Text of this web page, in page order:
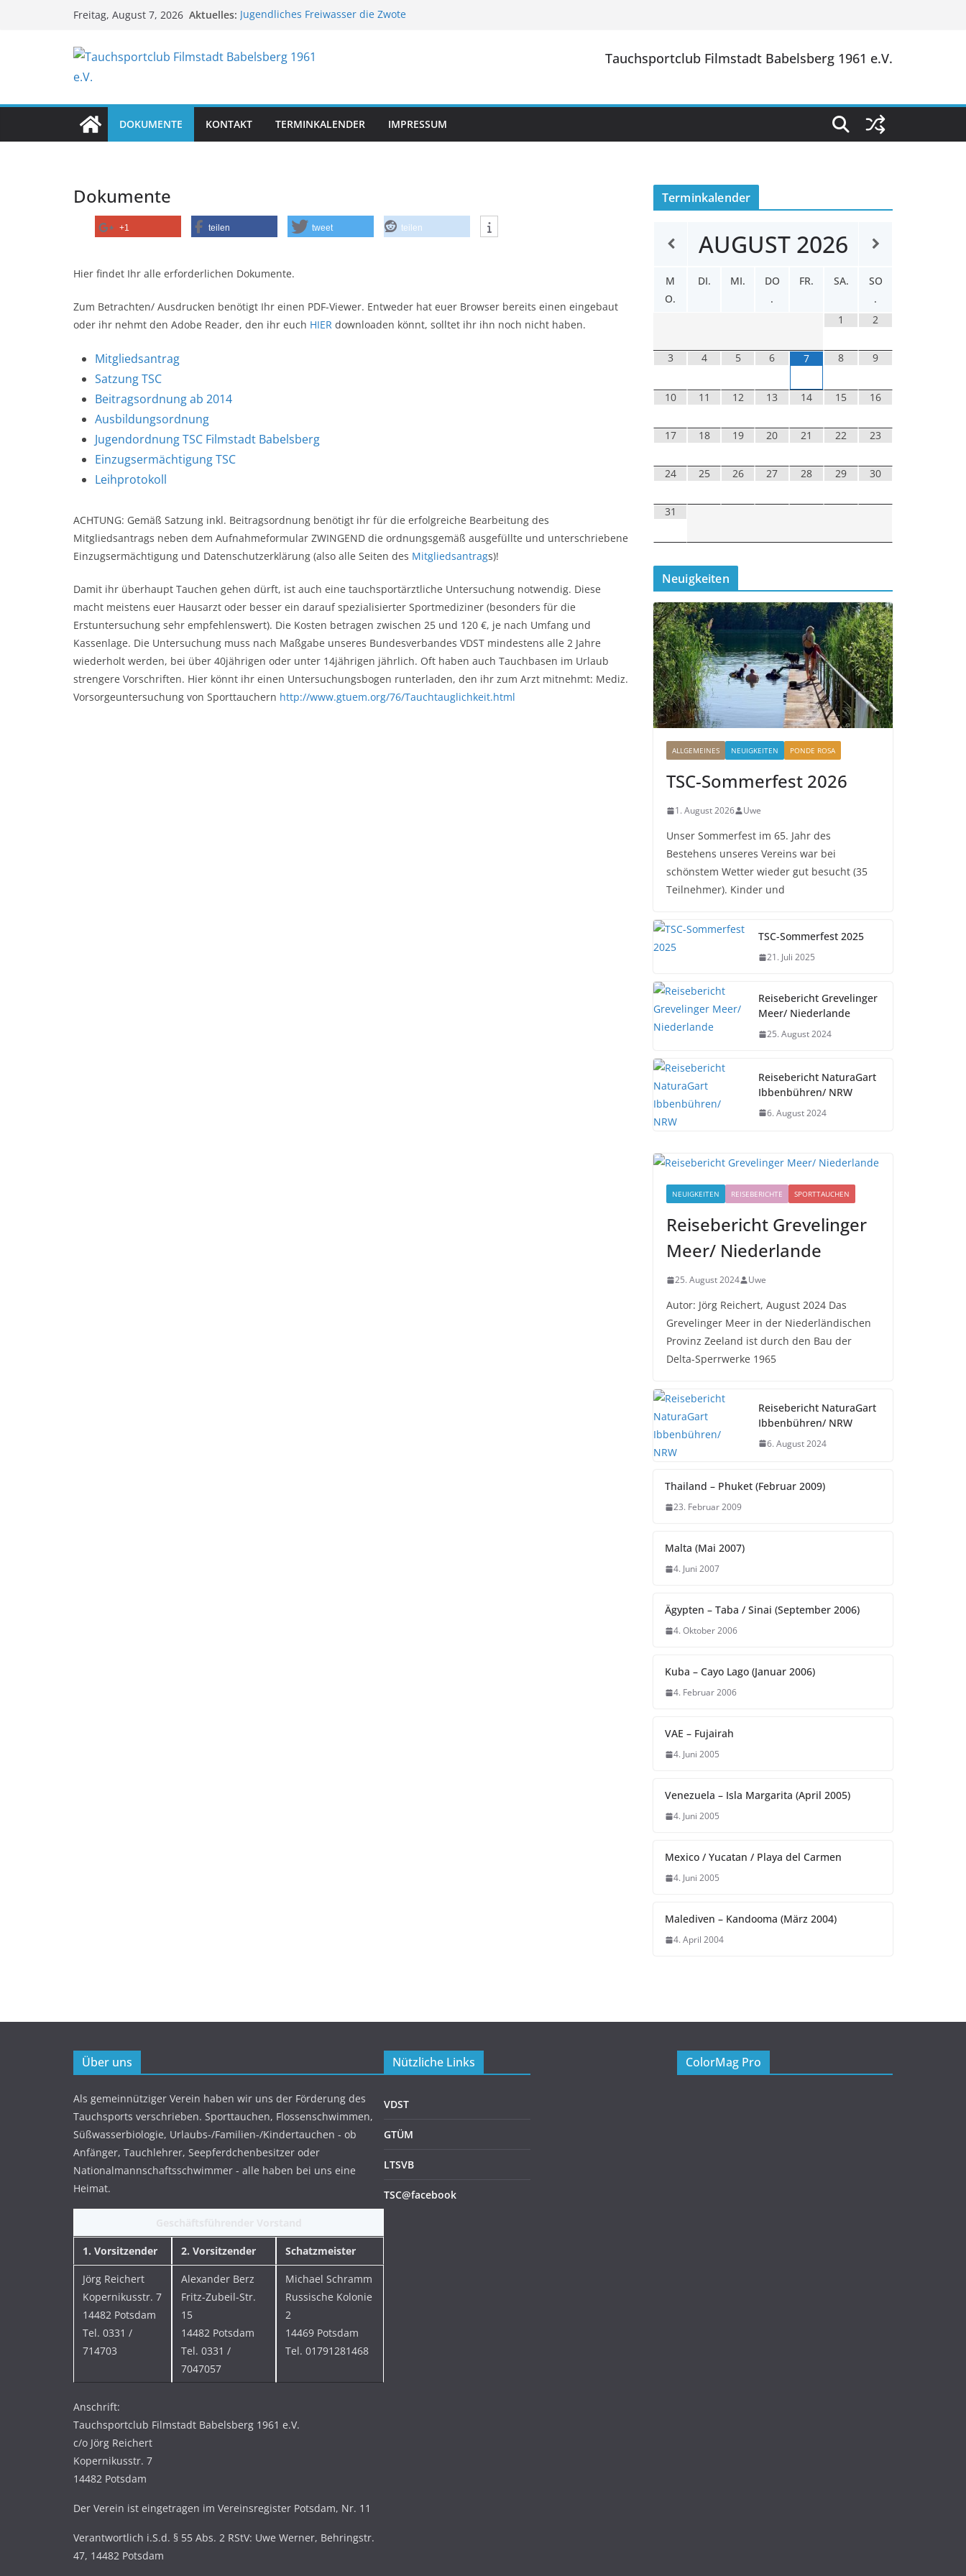
Freitag, August 7, 2026 Aktuelles: Jugendliches Freiwasser die Zwote
Reisebericht Grevelinger Meer/ Niederlande
Tauchsportclub Filmstadt Babelsberg 1961 e.V.
DOKUMENTE KONTAKT TERMINKALENDER IMPRESSUM
Dokumente
+1 teilen tweet teilen
Hier findet Ihr alle erforderlichen Dokumente.
Zum Betrachten/ Ausdrucken benötigt Ihr einen PDF-Viewer. Entweder hat euer Browser bereits einen eingebaut
oder ihr nehmt den Adobe Reader, den ihr euch HIER downloaden könnt, solltet ihr ihn noch nicht haben.
Mitgliedsantrag
Satzung TSC
Beitragsordnung ab 2014
Ausbildungsordnung
Jugendordnung TSC Filmstadt Babelsberg
Einzugsermächtigung TSC
Leihprotokoll
ACHTUNG: Gemäß Satzung inkl. Beitragsordnung benötigt ihr für die erfolgreiche Bearbeitung des
Mitgliedsantrags neben dem Aufnahmeformular ZWINGEND die ordnungsgemäß ausgefüllte und unterschriebene
Einzugsermächtigung und Datenschutzerklärung (also alle Seiten des Mitgliedsantrags)!
Damit ihr überhaupt Tauchen gehen dürft, ist auch eine tauchsportärztliche Untersuchung notwendig. Diese
macht meistens euer Hausarzt oder besser ein darauf spezialisierter Sportmediziner (besonders für die
Erstuntersuchung sehr empfehlenswert). Die Kosten betragen zwischen 25 und 120 €, je nach Umfang und
Kassenlage. Die Untersuchung muss nach Maßgabe unseres Bundesverbandes VDST mindestens alle 2 Jahre
wiederholt werden, bei über 40jährigen oder unter 14jährigen jährlich. Oft haben auch Tauchbasen im Urlaub
strengere Vorschriften. Hier könnt ihr einen Untersuchungsbogen runterladen, den ihr zum Arzt mitnehmt: Mediz.
Vorsorgeuntersuchung von Sporttauchern http://www.gtuem.org/76/Tauchtauglichkeit.html
Terminkalender
AUGUST 2026
M
O.
DI. MI.
DO
.
FR. SA.
SO
.
1
2
3 4 5 6 7 8 9
10 11 12 13 14 15 16
17 18 19 20 21 22 23
24 25 26 27 28 29 30
31
Neuigkeiten
ALLGEMEINES NEUIGKEITEN PONDE ROSA
TSC-Sommerfest 2026
1. August 2026 Uwe
Unser Sommerfest im 65. Jahr des
Bestehens unseres Vereins war bei
schönstem Wetter wieder gut besucht (35
Teilnehmer). Kinder und
TSC-Sommerfest 2025
21. Juli 2025
Reisebericht Grevelinger
Meer/ Niederlande
25. August 2024
Reisebericht NaturaGart
Ibbenbühren/ NRW
6. August 2024
NEUIGKEITEN REISEBERICHTE SPORTTAUCHEN
Reisebericht Grevelinger
Meer/ Niederlande
25. August 2024 Uwe
Autor: Jörg Reichert, August 2024 Das
Grevelinger Meer in der Niederländischen
Provinz Zeeland ist durch den Bau der
Delta-Sperrwerke 1965
Reisebericht NaturaGart
Ibbenbühren/ NRW
6. August 2024
Thailand – Phuket (Februar 2009)
23. Februar 2009
Malta (Mai 2007)
4. Juni 2007
Ägypten – Taba / Sinai (September 2006)
4. Oktober 2006
Kuba – Cayo Lago (Januar 2006)
4. Februar 2006
VAE – Fujairah
4. Juni 2005
Venezuela – Isla Margarita (April 2005)
4. Juni 2005
Mexico / Yucatan / Playa del Carmen
4. Juni 2005
Malediven – Kandooma (März 2004)
4. April 2004
Über uns
Als gemeinnütziger Verein haben wir uns der Förderung des
Tauchsports verschrieben. Sporttauchen, Flossenschwimmen,
Süßwasserbiologie, Urlaubs-/Familien-/Kindertauchen - ob
Anfänger, Tauchlehrer, Seepferdchenbesitzer oder
Nationalmannschaftsschwimmer - alle haben bei uns eine
Heimat.
1. Vorsitzender 2. Vorsitzender Schatzmeister
Jörg Reichert
Kopernikusstr. 7
14482 Potsdam
Tel. 0331 /
714703
Alexander Berz
Fritz-Zubeil-Str.
15
14482 Potsdam
Tel. 0331 /
7047057
Michael Schramm
Russische Kolonie
2
14469 Potsdam
Tel. 01791281468
Anschrift:
Tauchsportclub Filmstadt Babelsberg 1961 e.V.
c/o Jörg Reichert
Kopernikusstr. 7
14482 Potsdam
Der Verein ist eingetragen im Vereinsregister Potsdam, Nr. 11
Verantwortlich i.S.d. § 55 Abs. 2 RStV: Uwe Werner, Behringstr.
47, 14482 Potsdam
Nützliche Links
VDST
GTÜM
LTSVB
TSC@facebook
ColorMag Pro